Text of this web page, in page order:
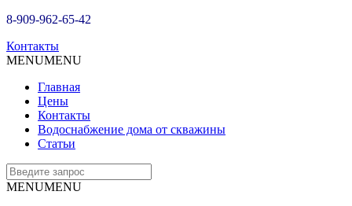
8-909-962-65-42
Контакты
MENUMENU
Главная
Цены
Контакты
Водоснабжение дома от скважины
Статьи
MENUMENU